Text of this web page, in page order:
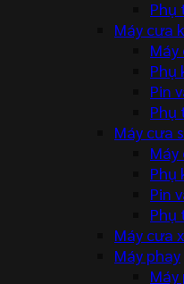
Phụ
Máy cưa
Máy
Phụ
Pin
Phụ
Máy cưa
Máy
Phụ
Pin
Phụ
Máy cưa
Máy phay
Máy